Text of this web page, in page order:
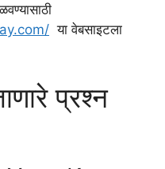
या वेबसाइटला
प्रश्न